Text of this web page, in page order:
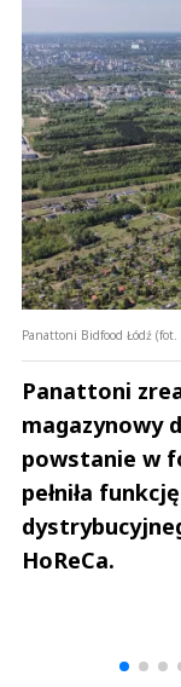
Panattoni Bidfood Łódź
Panattoni
magazynowy
powstanie w
pełniła
HoReCa.